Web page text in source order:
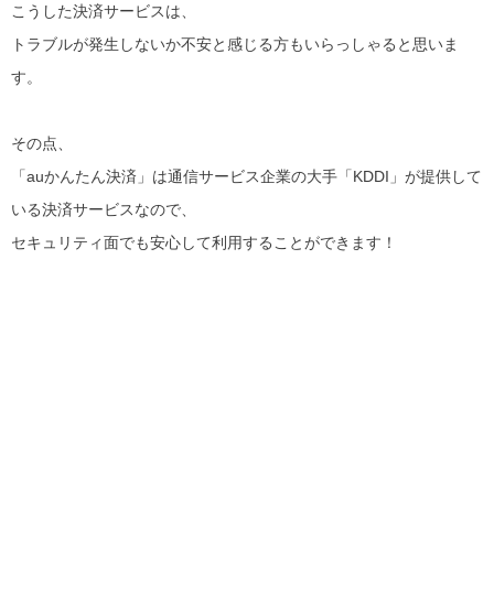
こうした決済サービスは、
トラブルが発生しないか不安と感じる方もいらっしゃると思いま
す。
その点、
「auかんたん決済」は通信サービス企業の大手「KDDI」が提供して
いる決済サービスなので、
セキュリティ面でも安心して利用することができます！